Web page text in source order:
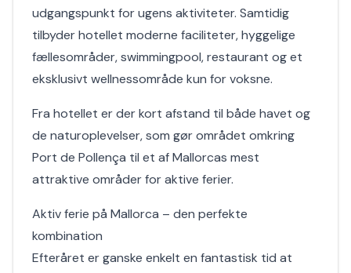
udgangspunkt for ugens aktiviteter. Samtidig
tilbyder hotellet moderne faciliteter, hyggelige
fællesområder, swimmingpool, restaurant og et
eksklusivt wellnessområde kun for voksne.
Fra hotellet er der kort afstand til både havet og
de naturoplevelser, som gør området omkring
Port de Pollença til et af Mallorcas mest
attraktive områder for aktive ferier.
Aktiv ferie på Mallorca – den perfekte
kombination
Efteråret er ganske enkelt en fantastisk tid at